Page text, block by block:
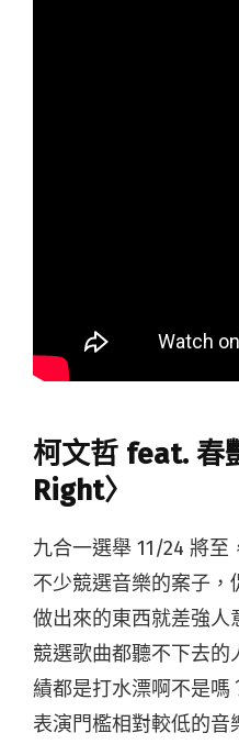
柯文哲 feat. 春
Right〉
九合一選舉 11/24 將至
不少競選音樂的案子，
做出來的東西就差強人
競選歌曲都聽不下去
績都是打水漂啊不是嗎
表演門檻相對較低的音